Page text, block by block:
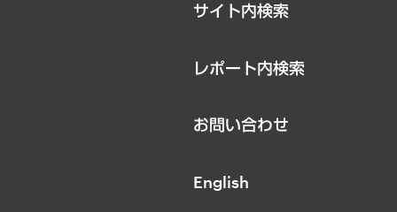
サイト内検索
レポート内検索
お問い合わせ
English